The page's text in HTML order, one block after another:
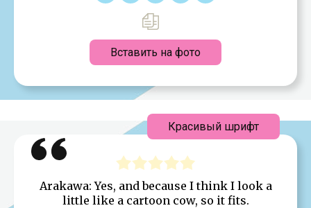
Вставить на фото
Arakawa: Yes, and because I think I look a
little like a cartoon cow, so it fits.
Красивый шрифт